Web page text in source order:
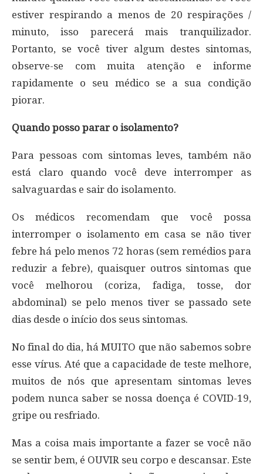
estiver respirando a menos de 20 respirações /
minuto, isso parecerá mais tranquilizador.
Portanto, se você tiver algum destes sintomas,
observe-se com muita atenção e informe
rapidamente o seu médico se a sua condição
piorar.
Quando posso parar o isolamento?
Para pessoas com sintomas leves, também não
está claro quando você deve interromper as
salvaguardas e sair do isolamento.
Os médicos recomendam que você possa
interromper o isolamento em casa se não tiver
febre há pelo menos 72 horas (sem remédios para
reduzir a febre), quaisquer outros sintomas que
você melhorou (coriza, fadiga, tosse, dor
abdominal) se pelo menos tiver se passado sete
dias desde o início dos seus sintomas.
No final do dia, há MUITO que não sabemos sobre
esse vírus. Até que a capacidade de teste melhore,
muitos de nós que apresentam sintomas leves
podem nunca saber se nossa doença é COVID-19,
gripe ou resfriado.
Mas a coisa mais importante a fazer se você não
se sentir bem, é OUVIR seu corpo e descansar. Este